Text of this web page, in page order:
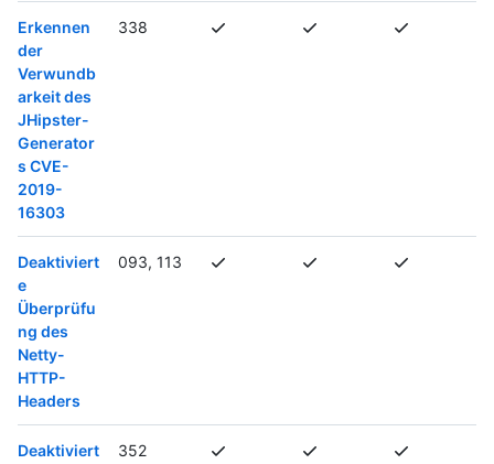
Erkennen
der
Verwundb
arkeit des
JHipster-
Generator
s CVE-
2019-
16303
338
Deaktiviert
e
Überprüfu
ng des
Netty-
HTTP-
Headers
093, 113
Deaktiviert 352